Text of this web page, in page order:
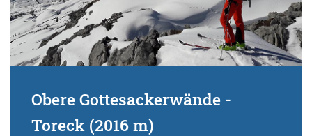
Obere Gottesackerwände -
Toreck (2016 m)